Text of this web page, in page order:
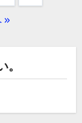
»
。